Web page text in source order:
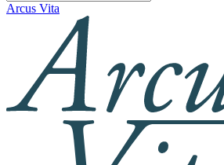
Arcus Vita